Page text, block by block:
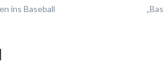
ins Baseball